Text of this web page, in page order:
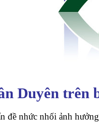
Duyên trên
đề nhức nhối ảnh